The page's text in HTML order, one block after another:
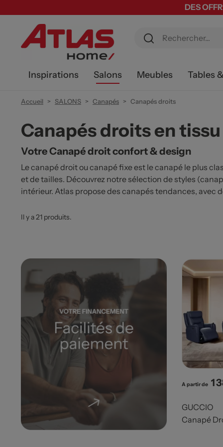
DES
Inspirations Salons Meubles Tables
Accueil SALONS Canapés Canapés droits
Canapés droits en
Votre Canapé droit confort & design
Le canapé droit ou canapé fixe est le canapé le plus
et de tailles. Découvrez notre sélection de styles
intérieur. Atlas propose des canapés tendances, avec
Il y a 21 produits.
A partir de 1
GUCCIO
Canapé